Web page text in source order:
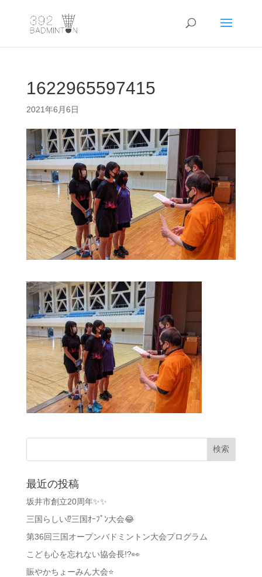
1622965597415
2021年6月6日
最近の投稿
坂井市創立20周年✨✨
三国らしい⁉️三国ｵｰﾌﾟﾝ大会😂
第36回三国オープンバドミントン大会プログラム
こども心を忘れない協会長!?👀
賑やかちょーみん大会⭐